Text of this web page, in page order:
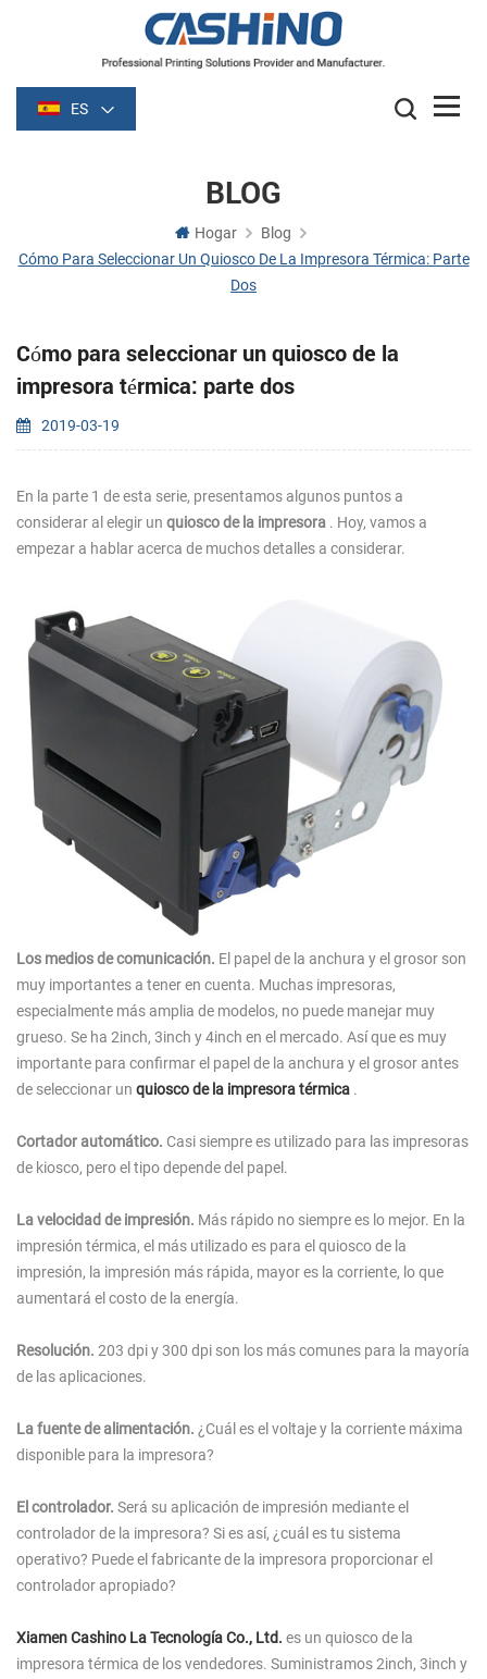
ES
BLOG
Hogar
Blog
Cómo Para Seleccionar Un Quiosco De La Impresora Térmica: Parte
Dos
Cómo para seleccionar un quiosco de la
impresora térmica: parte dos
2019-03-19
En la parte 1 de esta serie, presentamos algunos puntos a
considerar al elegir un quiosco de la impresora . Hoy, vamos a
empezar a hablar acerca de muchos detalles a considerar.
Los medios de comunicación. El papel de la anchura y el grosor son
muy importantes a tener en cuenta. Muchas impresoras,
especialmente más amplia de modelos, no puede manejar muy
grueso. Se ha 2inch, 3inch y 4inch en el mercado. Así que es muy
importante para confirmar el papel de la anchura y el grosor antes
de seleccionar un quiosco de la impresora térmica .
Cortador automático. Casi siempre es utilizado para las impresoras
de kiosco, pero el tipo depende del papel.
La velocidad de impresión. Más rápido no siempre es lo mejor. En la
impresión térmica, el más utilizado es para el quiosco de la
impresión, la impresión más rápida, mayor es la corriente, lo que
aumentará el costo de la energía.
Resolución. 203 dpi y 300 dpi son los más comunes para la mayoría
de las aplicaciones.
La fuente de alimentación. ¿Cuál es el voltaje y la corriente máxima
disponible para la impresora?
El controlador. Será su aplicación de impresión mediante el
controlador de la impresora? Si es así, ¿cuál es tu sistema
operativo? Puede el fabricante de la impresora proporcionar el
controlador apropiado?
Xiamen Cashino La Tecnología Co., Ltd. es un quiosco de la
impresora térmica de los vendedores. Suministramos 2inch, 3inch y